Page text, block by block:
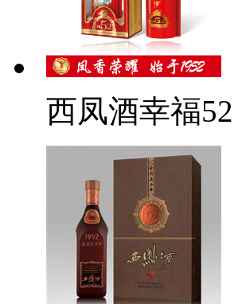
西凤酒幸福52